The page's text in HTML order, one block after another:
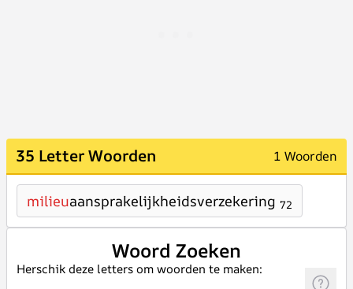
35 Letter Woorden 1 Woorden
milieuaansprakelijkheidsverzekering 72
Woord Zoeken
Herschik deze letters om woorden te maken: